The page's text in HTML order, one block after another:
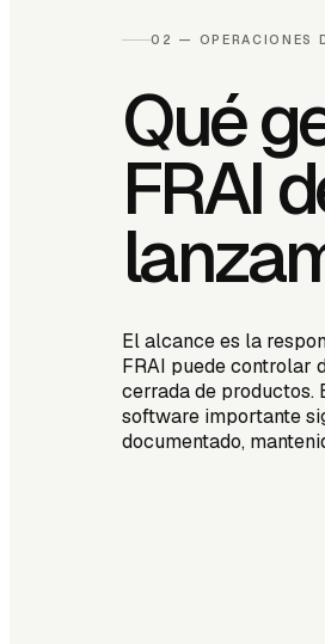
02 — OPERACIONES
Qué
FRAI
El alcance es la
FRAI puede controlar
cerrada de productos.
software importante
documentado,